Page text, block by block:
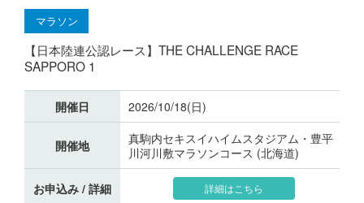
マラソン
【日本陸連公認レース】THE CHALLENGE RACE
SAPPORO 1
開催日 2026/10/18(日)
開催地
真駒内セキスイハイムスタジアム・豊平
川河川敷マラソンコース (北海道)
お申込み / 詳細 詳細はこちら